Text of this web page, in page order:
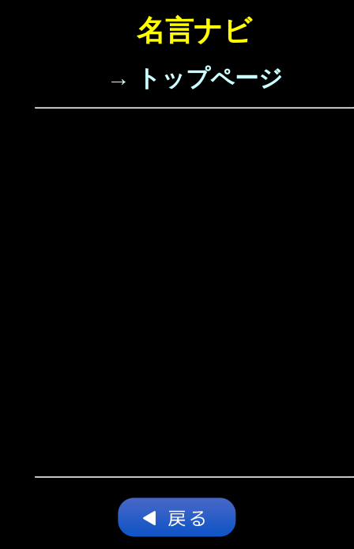
名言ナビ
→ トップページ